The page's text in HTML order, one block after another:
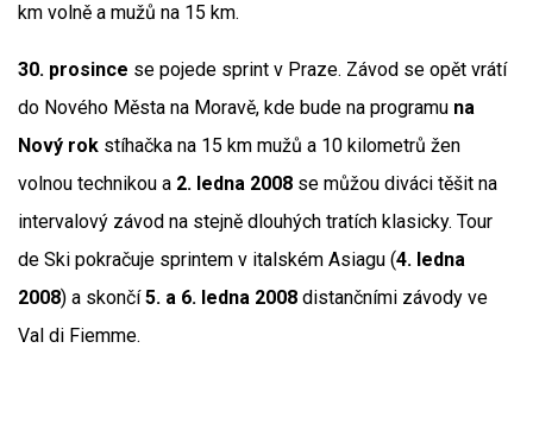
km volně a mužů na 15 km.
30. prosince se pojede sprint v Praze. Závod se opět vrátí
do Nového Města na Moravě, kde bude na programu na
Nový rok stíhačka na 15 km mužů a 10 kilometrů žen
volnou technikou a 2. ledna 2008 se můžou diváci těšit na
intervalový závod na stejně dlouhých tratích klasicky. Tour
de Ski pokračuje sprintem v italském Asiagu (4. ledna
2008) a skončí5. a 6. ledna 2008 distančními závody ve
Val di Fiemme.